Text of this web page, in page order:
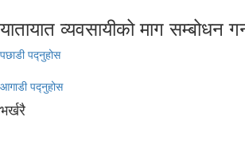
यातायात व्यवसायीको माग सम्बोधन
पछाडी पद्नुहोस
आगाडी पद्नुहोस
भर्खरै